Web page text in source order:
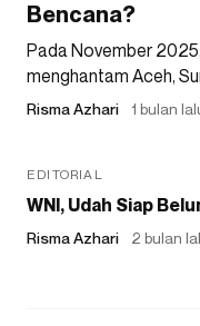
Bencana?
Pada November
menghantam Aceh,
Risma Azhari 1 bulan
EDITORIAL
WNI, Udah Siap
Risma Azhari 2 bulan